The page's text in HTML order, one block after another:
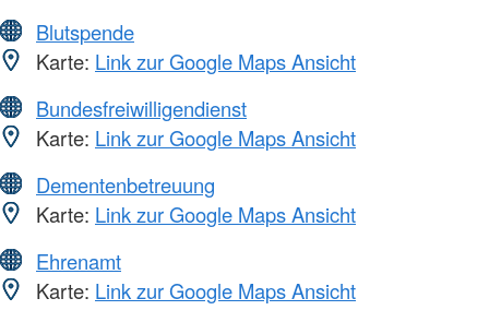
Blutspende
Karte: Link zur Google Maps Ansicht
Bundesfreiwilligendienst
Karte: Link zur Google Maps Ansicht
Dementenbetreuung
Karte: Link zur Google Maps Ansicht
Ehrenamt
Karte: Link zur Google Maps Ansicht